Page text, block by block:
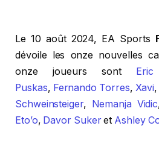
Le 10 août 2024, EA Sports
dévoile les onze nouvelles
onze joueurs sont
Puskas, Fernando Torres,Xavi,
Schweinsteiger, Nemanja Vidic
Eto’o, Davor Sukeret Ashley